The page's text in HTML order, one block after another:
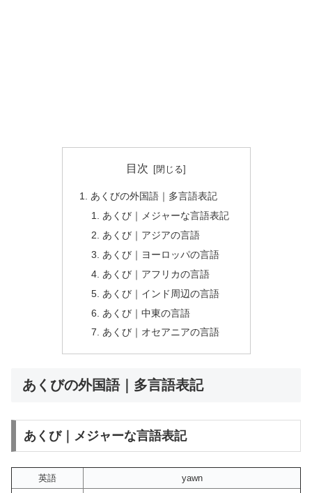
目次
あくびの外国語｜多言語表記
あくび｜メジャーな言語表記
あくび｜アジアの言語
あくび｜ヨーロッパの言語
あくび｜アフリカの言語
あくび｜インド周辺の言語
あくび｜中東の言語
あくび｜オセアニアの言語
あくびの外国語｜多言語表記
あくび｜メジャーな言語表記
英語
yawn